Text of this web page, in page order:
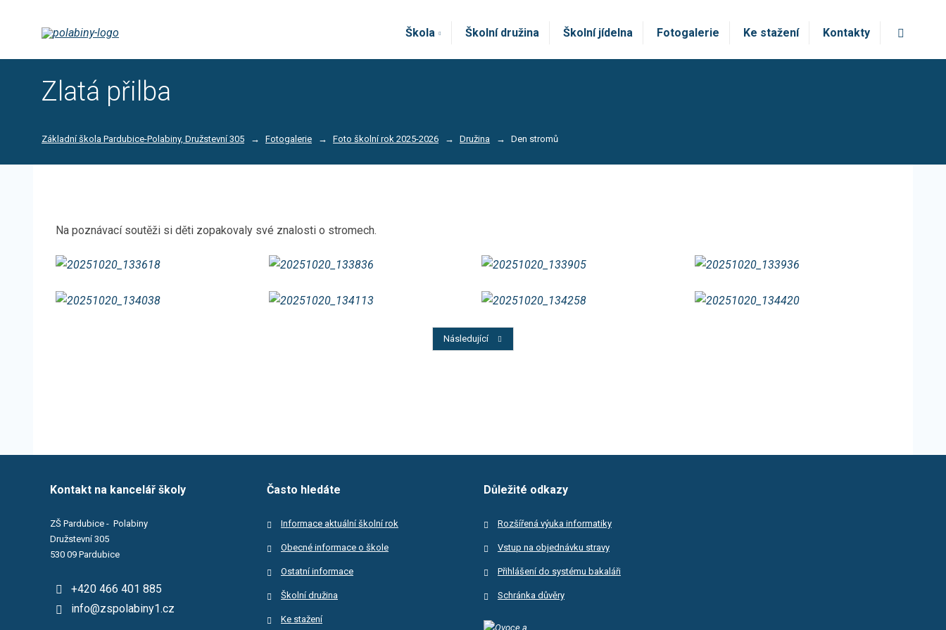
Škola Školní družina Školní jídelna Fotogalerie Ke stažení Kontakty
Zlatá přilba
Základní škola Pardubice-Polabiny, Družstevní 305 Fotogalerie Foto školní rok 2025-2026 Družina Den stromů
Na poznávací soutěži si děti zopakovaly své znalosti o stromech.
Předchozí
Následující
Kontakt na kancelář školy
ZŠ Pardubice - Polabiny
Družstevní 305
530 09 Pardubice
+420 466 401 885
info@zspolabiny1.cz
Často hledáte
Informace aktuální školní rok
Obecné informace o škole
Ostatní informace
Školní družina
Ke stažení
Důležité odkazy
Rozšířená výuka informatiky
Vstup na objednávku stravy
Přihlášení do systému bakaláři
Schránka důvěry